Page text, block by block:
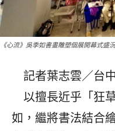
《心流》吳季如書畫雕塑個展開幕式盛
記者葉志雲／台
以擅長近乎「狂
如，繼將書法結合